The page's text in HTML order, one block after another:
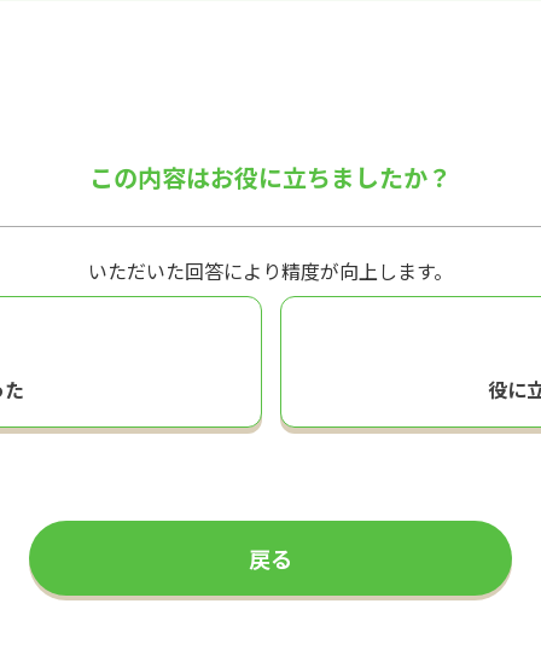
この内容はお役に立ちましたか？
いただいた回答により精度が向上します。
役に
戻る